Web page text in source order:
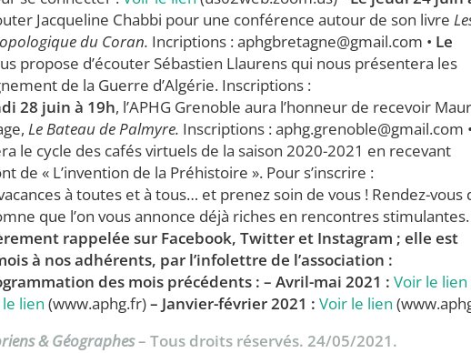
Jacqueline Chabbi pour une conférence autour de son livre
du Coran. Incriptions : aphgbretagne@gmail.com • Le
propose d’écouter Sébastien Llaurens qui nous présentera les
de la Guerre d’Algérie. Inscriptions :
28 juin à 19h, l’APHG Grenoble aura l’honneur de recevoir
Le Bateau de Palmyre. Inscriptions : aphg.grenoble@gmail.com •
le cycle des cafés virtuels de la saison 2020-2021 en recevant
de « L’invention de la Préhistoire ». Pour s’inscrire :
à toutes et à tous… et prenez soin de vous ! Rendez-vous
que l’on vous annonce déjà riches en rencontres stimulantes.
rappelée sur Facebook, Twitter et Instagram ; elle est
à nos adhérents, par l’infolettre de l’association :
des mois précédents : – Avril-mai 2021 : Voir le lien
lien (www.aphg.fr)– Janvier-février 2021 : Voir le lien
& Géographes– Tous droits réservés. 24/05/2021.